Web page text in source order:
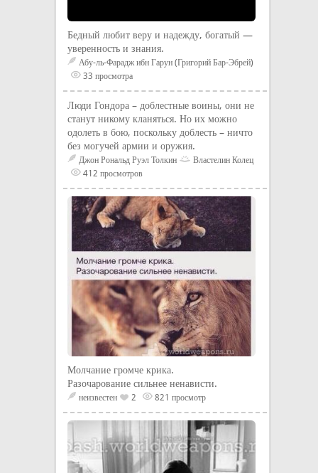
Бедный любит веру и надежду, богатый —
уверенность и знания.
Абу-ль-Фарадж ибн Гарун (Григорий Бар-Эбрей)
33 просмотра
Люди Гондора – доблестные воины, они не
станут никому кланяться. Но их можно
одолеть в бою, поскольку доблесть – ничто
без могучей армии и оружия.
Джон Рональд Руэл Толкин
Властелин Колец
412 просмотров
Молчание громче крика.
Разочарование сильнее ненависти.
неизвестен 2 821 просмотр